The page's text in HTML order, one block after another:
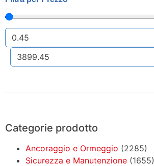
Categorie prodotto
Ancoraggio e Ormeggio (2285)
Sicurezza e Manutenzione (1655)